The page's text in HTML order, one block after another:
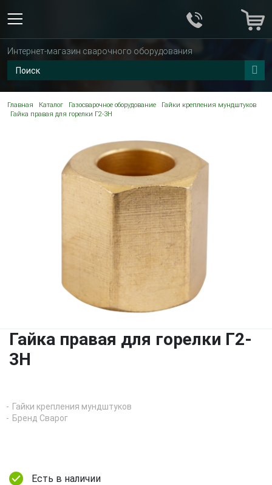
Интернет-магазин сварочного оборудования
Главная Каталог Газосварочное оборудование
Гайки крепления мундштуков
Гайка правая для горелки Г2-3Н
Гайка правая для горелки Г2-
3Н
Гайки крепления мундштуков
Бренд Сварог
Есть в наличии